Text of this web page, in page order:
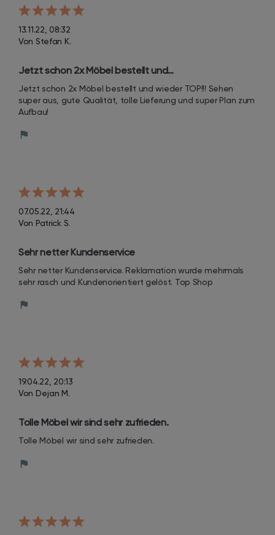
13.11.22, 08:32
Von Stefan K.
Jetzt schon 2x Möbel bestellt und…
Jetzt schon 2x Möbel bestellt und wieder TOP!!! Sehen
super aus, gute Qualität, tolle Lieferung und super Plan zum
Aufbau!
07.05.22, 21:44
Von Patrick S.
Sehr netter Kundenservice
Sehr netter Kundenservice. Reklamation wurde mehrmals
sehr rasch und Kundenorientiert gelöst. Top Shop
19.04.22, 20:13
Von Dejan M.
Tolle Möbel wir sind sehr zufrieden.
Tolle Möbel wir sind sehr zufrieden.